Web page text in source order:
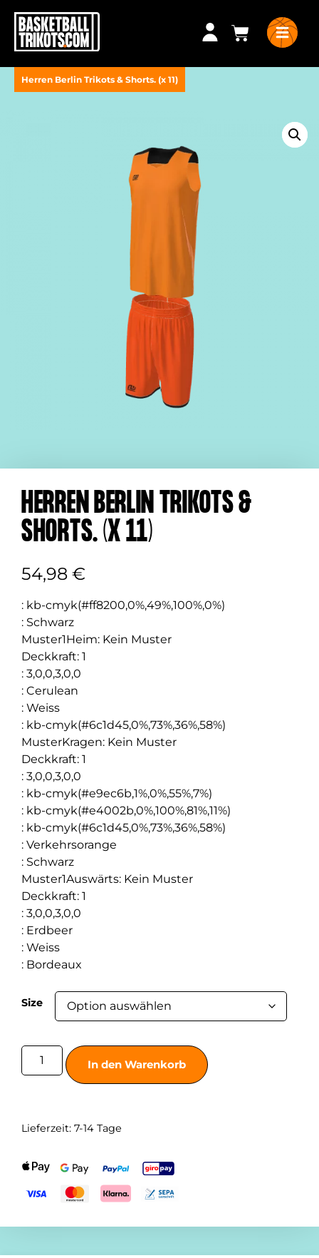
Herren Berlin Trikots & Shorts. (x 11)
HERREN BERLIN TRIKOTS &
SHORTS. (X 11)
54,98 €
: kb-cmyk(#ff8200,0%,49%,100%,0%)
: Schwarz
Muster1Heim: Kein Muster
Deckkraft: 1
: 3,0,0,3,0,0
: Cerulean
: Weiss
: kb-cmyk(#6c1d45,0%,73%,36%,58%)
MusterKragen: Kein Muster
Deckkraft: 1
: 3,0,0,3,0,0
: kb-cmyk(#e9ec6b,1%,0%,55%,7%)
: kb-cmyk(#e4002b,0%,100%,81%,11%)
: kb-cmyk(#6c1d45,0%,73%,36%,58%)
: Verkehrsorange
: Schwarz
Muster1Auswärts: Kein Muster
Deckkraft: 1
: 3,0,0,3,0,0
: Erdbeer
: Weiss
: Bordeaux
Size
In den Warenkorb
Lieferzeit: 7-14 Tage